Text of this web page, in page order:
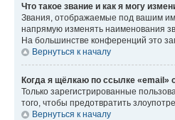
Что такое звание и как я могу
Звания, отображаемые под вашим
напрямую изменять наименования
На большинстве конференций это
Вернуться к началу
Когда я щёлкаю по ссылке «email»
Только зарегистрированные
того, чтобы предотвратить
Вернуться к началу